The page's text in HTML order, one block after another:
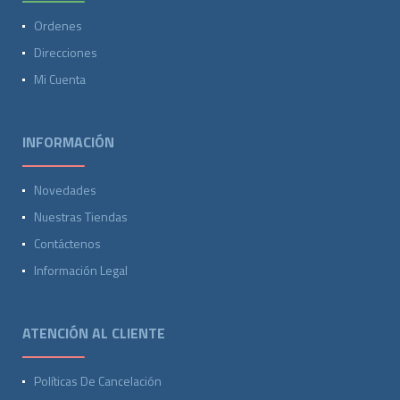
Ordenes
Direcciones
Mi Cuenta
INFORMACIÓN
Novedades
Nuestras Tiendas
Contáctenos
Información Legal
ATENCIÓN AL CLIENTE
Políticas De Cancelación